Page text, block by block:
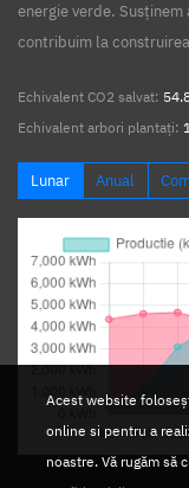
Acest website
online si pentru a
noastre. Vă rugăm să
energie verde.
contribuim la
Echivalent CO2 salvat:
Echivalent arbori plantați:
Lunar Anual